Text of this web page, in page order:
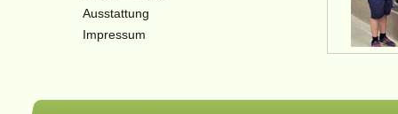
Ausstattung
Impressum